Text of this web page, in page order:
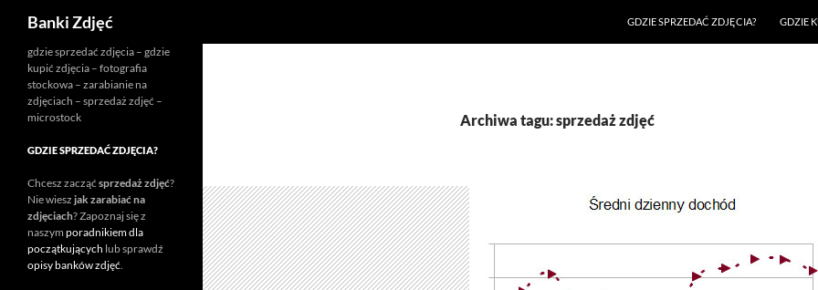
Przejdź
treści
Banki Zdjęć GDZIE SPRZEDAĆ ZDJĘCIA? GDZIE
Archiwa tagu: sprzedaż zdjęć
gdzie sprzedać zdjęcia – gdzie
kupić zdjęcia – fotografia
stockowa – zarabianie na
zdjęciach – sprzedaż zdjęć –
microstock
GDZIE SPRZEDAĆ ZDJĘCIA?
Chcesz zacząć sprzedaż zdjęć?
Nie wiesz jak zarabiać na
zdjęciach? Zapoznaj się z
naszym poradnikiem dla
początkujących lub sprawdź
opisy banków zdjęć.